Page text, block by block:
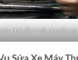
thủ dầu một chuyên